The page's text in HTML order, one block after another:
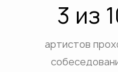
3 из
артистов